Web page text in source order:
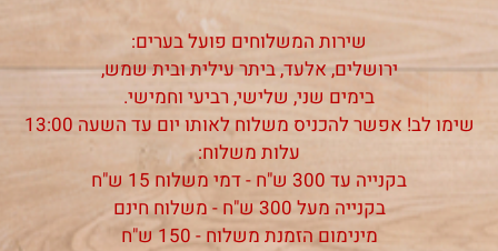
שירות המשלוחים פועל בערים:
ירושלים, אלעד, ביתר עילית ובית שמש,
בימים שני, שלישי, רביעי וחמישי.
לב! אפשר להכניס משלוח לאותו יום עד השעה 13:00
עלות משלוח:
בקנייה עד 300 ש"ח - דמי משלוח 15 ש"ח
בקנייה מעל 300 ש"ח - משלוח חינם
מינימום הזמנת משלוח - 150 ש"ח